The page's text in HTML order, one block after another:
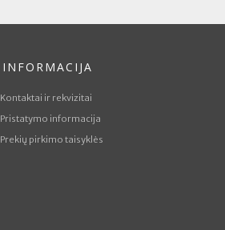
INFORMACIJA
Kontaktai ir rekvizitai
Pristatymo informacija
Prekių pirkimo taisyklės